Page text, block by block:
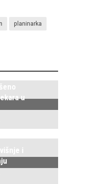
planinarka
u
i